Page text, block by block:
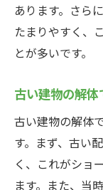
火災
するメ
木造建築の
木造建
めに
木造
あります。さら
たまりやすく、
とが多いです。
古い建物の解
古い建物の解体
す。まず、古い
く、これがショ
ます。また、当